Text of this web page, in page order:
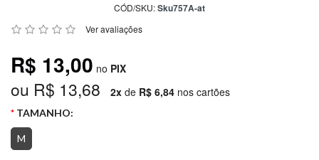
PROMOÇÕES
MARCAS
CENTRAL
CÓD/SKU:Sku757A-at
Ver avaliações
R$ 13,00 no PIX
ou R$ 13,68 2x de R$ 6,84 nos cartões
TAMANHO:
M